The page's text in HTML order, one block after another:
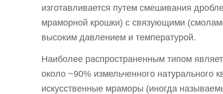
изготавливается путем смешивания
мраморной крошки) с связующими
высоким давлением и температурой.
Наиболее распространенным типом
около ~90% измельченного
искусственные мраморы (иногда